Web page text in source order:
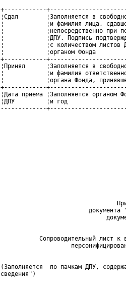
+------------
¦Сдал        ¦Заполняется в
¦            ¦и фамилия лица,
¦            ¦непосредственно
¦            ¦ДПУ. Подпись
¦            ¦с количеством
¦            ¦органом Фонда
+------------
¦Принял      ¦Заполняется в
¦            ¦и фамилия
¦            ¦органа Фонда,
+------------
¦Дата приема ¦Заполняется
¦ДПУ         ¦и год
-------------
документа
Сопроводительный лист к
(Заполняется  по пачкам ДПУ,